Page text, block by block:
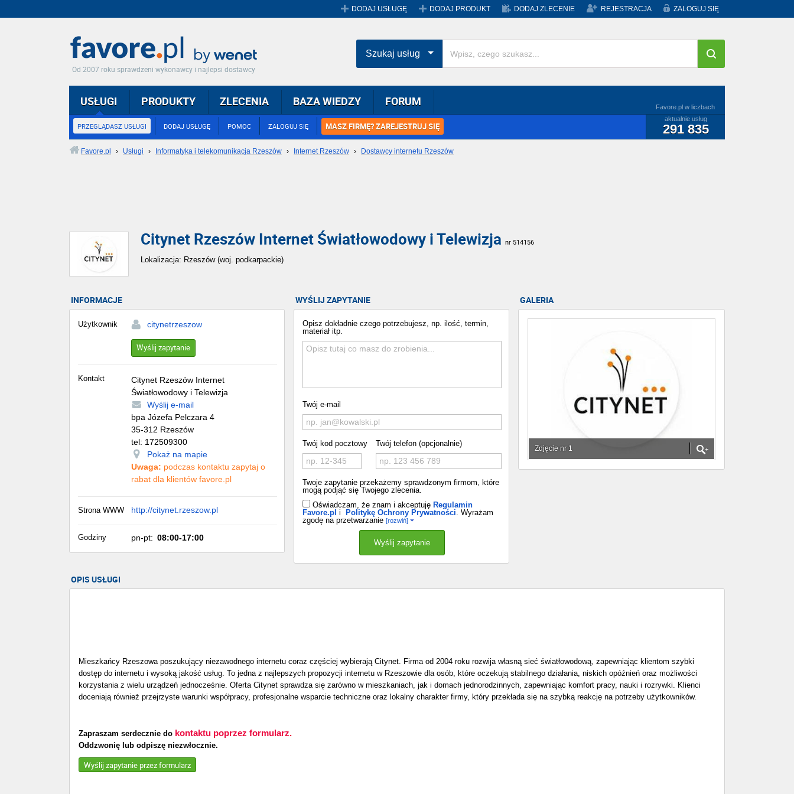
DODAJ USŁUGĘ DODAJ PRODUKT DODAJ ZLECENIE REJESTRACJA ZALOGUJ SIĘ
Od 2007 roku sprawdzeni wykonawcy i najlepsi dostawcy
USŁUGI
PRZEGLĄDASZ USŁUGI DODAJ USŁUGĘ POMOC ZALOGUJ SIĘ MASZ FIRMĘ? ZAREJESTRUJ SIĘ
Favore.pl w liczbach
aktualnie usług
291 835
PRODUKTY ZLECENIA BAZA WIEDZY FORUM
Szukaj usług
Favore.pl › Usługi › Informatyka i telekomunikacja Rzeszów › Internet Rzeszów › Dostawcy internetu Rzeszów
Citynet Rzeszów Internet Światłowodowy i Telewizja nr 514156
Lokalizacja: Rzeszów (woj. podkarpackie)
GALERIA
Zdjęcie nr 1
WYŚLIJ ZAPYTANIE
Opisz dokładnie czego potrzebujesz, np. ilość, termin,
materiał itp.
Twój e-mail
Twój kod pocztowy Twój telefon (opcjonalnie)
Twoje zapytanie przekażemy sprawdzonym firmom, które
mogą podjąć się Twojego zlecenia.
Oświadczam, że znam i akceptuję Regulamin
Favore.pl i Politykę Ochrony Prywatności. Wyrażam
zgodę na przetwarzanie [rozwiń]
INFORMACJE
Użytkownik citynetrzeszow
Wyślij zapytanie
Kontakt
Citynet Rzeszów Internet
Światłowodowy i Telewizja
Wyślij e-mail
bpa Józefa Pelczara 4
35-312 Rzeszów
tel: 172509300
Pokaż na mapie
Uwaga: podczas kontaktu zapytaj o
rabat dla klientów favore.pl
Strona WWW http://citynet.rzeszow.pl
Godziny pn-pt: 08:00-17:00
OPIS USŁUGI
Mieszkańcy Rzeszowa poszukujący niezawodnego internetu coraz częściej wybierają Citynet. Firma od 2004 roku rozwija własną sieć światłowodową, zapewniając klientom szybki
dostęp do internetu i wysoką jakość usług. To jedna z najlepszych propozycji internetu w Rzeszowie dla osób, które oczekują stabilnego działania, niskich opóźnień oraz możliwości
korzystania z wielu urządzeń jednocześnie. Oferta Citynet sprawdza się zarówno w mieszkaniach, jak i domach jednorodzinnych, zapewniając komfort pracy, nauki i rozrywki. Klienci
doceniają również przejrzyste warunki współpracy, profesjonalne wsparcie techniczne oraz lokalny charakter firmy, który przekłada się na szybką reakcję na potrzeby użytkowników.
Zapraszam serdecznie do kontaktu poprzez formularz.
Oddzwonię lub odpiszę niezwłocznie.
Wyślij zapytanie przez formularz